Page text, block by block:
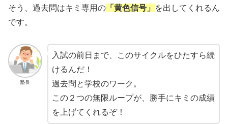
そう、過去問はキミ専用の 「黄色信号」
を出してくれるん
です。
塾長
入試の前日まで、このサイクルをひたすら続
けるんだ！
過去問と学校のワーク。
この２つの無限ループが、勝手にキミの成績
を上げてくれるぞ！